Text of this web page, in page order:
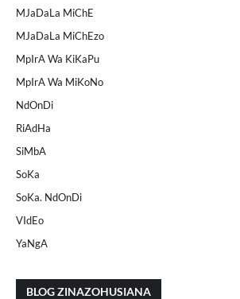
MJaDaLa MiChE
MJaDaLa MiChEzo
MpIrA Wa KiKaPu
MpIrA Wa MiKoNo
NdOnDi
RiAdHa
SiMbA
SoKa
SoKa. NdOnDi
VIdEo
YaNgA
BLOG ZINAZOHUSIANA